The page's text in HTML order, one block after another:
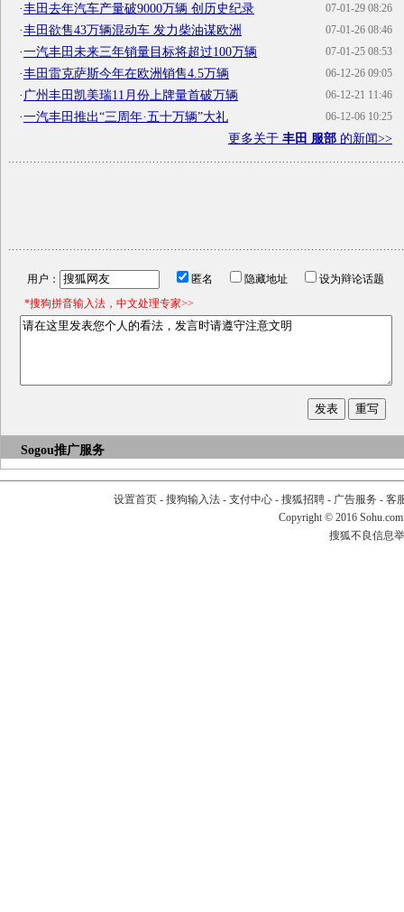
07-01-29 08:26
·丰田去年汽车产量破9000万辆 创历史纪录
07-01-26 08:46
·丰田欲售43万辆混动车 发力柴油谋欧洲
07-01-25 08:53
·一汽丰田未来三年销量目标将超过100万辆
06-12-26 09:05
·丰田雷克萨斯今年在欧洲销售4.5万辆
06-12-21 11:46
· 广州丰田凯美瑞11月份上牌量首破万辆
06-12-06 10:25
·一汽丰田推出“三周年·五十万辆”大礼
更多关于 丰田 服部 的新闻>>
用户： 匿名 隐藏地址
设为辩论话题
*搜狗拼音输入法，中文处理专家>>
Sogou推广服务
设置首页- 搜狗输入法- 支付中心- 搜狐招聘- 广告服务 - 客
Copyright © 2016
搜狐不良信息